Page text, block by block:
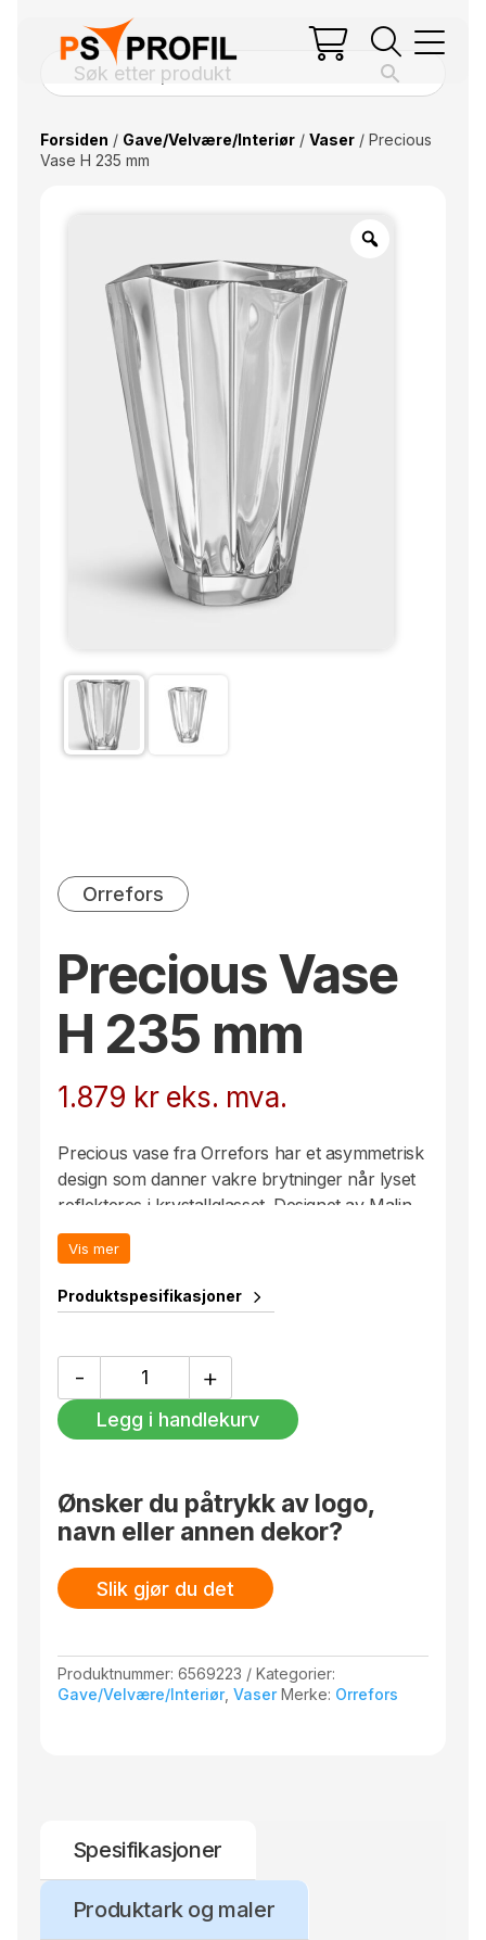
Forsiden / Gave/Velvære/Interiør/ Vaser/ Precious
Vase H 235 mm
Orrefors
Precious Vase
H 235 mm
1.879 kr eks. mva.
Precious vase fra Orrefors har et asymmetrisk
design som danner vakre brytninger når lyset
reflekteres i krystallglasset. Designet av Malin
Lindahl.
Vis mer
Produktspesifikasjoner
-
Vase
H
235
+
Legg i handlekurv
Ønsker du påtrykk av logo,
navn eller annen dekor?
Slik gjør du det
Produktnummer:6569223
Kategorier:
Gave/Velvære/Interiør,Vaser Merke: Orrefors
Spesifikasjoner
Produktark og maler